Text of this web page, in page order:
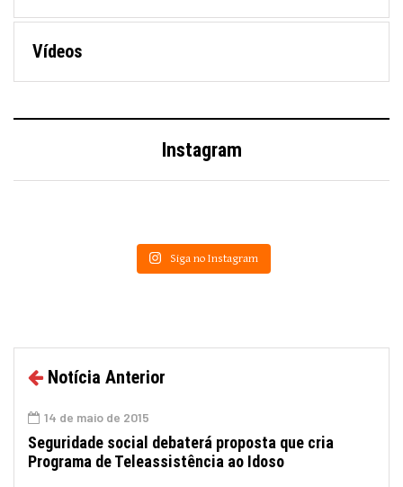
Vídeos
Instagram
Siga no Instagram
Notícia Anterior
14 de maio de 2015
Seguridade social debaterá proposta que cria
Programa de Teleassistência ao Idoso